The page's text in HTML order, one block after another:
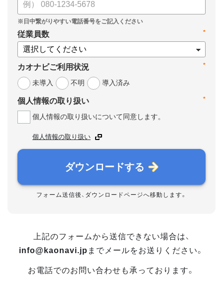
*
従業員数
*
カオナビご利用状況
未導入
不明 導入済み
*
個人情報の取り扱い
個人情報の取り扱いについて同意します。
個人情報の取り扱い
ダウンロードする
フォーム送信後、ダウンロードページへ移動します。
上記のフォームから送信できない場合は、
info@kaonavi.jp までメールをお送りください。
お電話でのお問い合わせも承っております。